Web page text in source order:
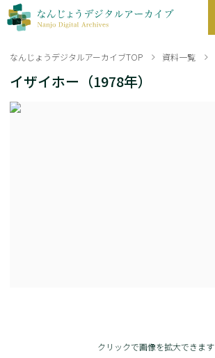
なんじょうデジタルアーカイブTOP 資料一覧
イザイホー（1978年）
クリックで画像を拡大できます